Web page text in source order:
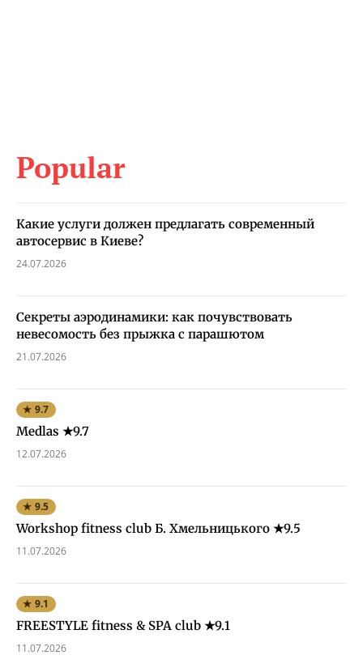
Popular
Какие услуги должен предлагать современный
автосервис в Киеве?
24.07.2026
Секреты аэродинамики: как почувствовать
невесомость без прыжка с парашютом
21.07.2026
★ 9.7
Medlas ★9.7
12.07.2026
★ 9.5
Workshop fitness club Б. Хмельницького ★9.5
11.07.2026
★ 9.1
FREESTYLE fitness & SPA club ★9.1
11.07.2026